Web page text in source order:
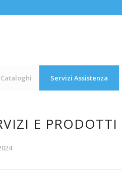
Cataloghi Servizi Assistenza
E PRODOTTI